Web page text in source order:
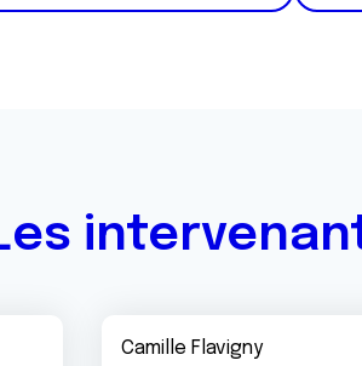
Camille Flavigny